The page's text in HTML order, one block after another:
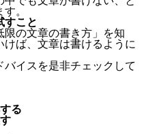
。
すこと
の文章の書き方」を知
けば、文章は書けるように
イスを是非チェックして
る